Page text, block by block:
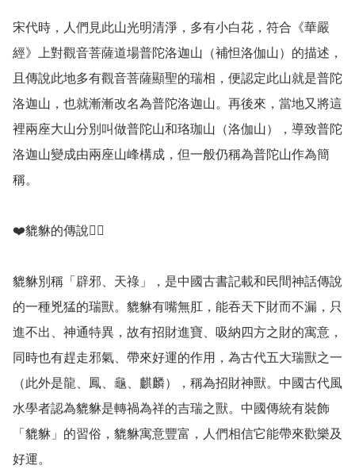
宋代時，人們見此山光明清淨，多有小白花，符合《華嚴
經》上對觀音菩薩道場普陀洛迦山（補怛洛伽山）的描述，
且傳說此地多有觀音菩薩顯聖的瑞相，便認定此山就是普陀
洛迦山，也就漸漸改名為普陀洛迦山。再後來，當地又將這
裡兩座大山分別叫做普陀山和珞珈山（洛伽山），導致普陀
洛迦山變成由兩座山峰構成，但一般仍稱為普陀山作為簡
稱。
❤️貔貅的傳說💁‍♀️
貔貅別稱「辟邪、天祿」，是中國古書記載和民間神話傳說
的一種兇猛的瑞獸。貔貅有嘴無肛，能吞天下財而不漏，只
進不出、神通特異，故有招財進寶、吸納四方之財的寓意，
同時也有趕走邪氣、帶來好運的作用，為古代五大瑞獸之一
（此外是龍、鳳、龜、麒麟），稱為招財神獸。中國古代風
水學者認為貔貅是轉禍為祥的吉瑞之獸。中國傳統有裝飾
「貔貅」的習俗，貔貅寓意豐富，人們相信它能帶來歡樂及
好運。